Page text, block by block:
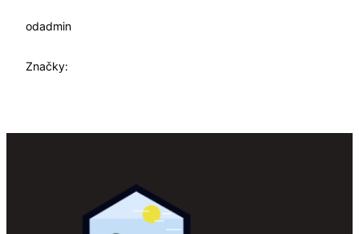
odadmin
Značky: